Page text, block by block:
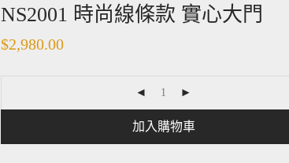
NS2001 時尚線條款 實心大門
$2,980.00
加入購物車